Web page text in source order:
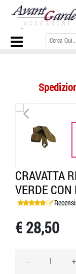
Home Page/
con riga gialla seta/
<
CRAVATTA
VERDE
€ 28,50
- +